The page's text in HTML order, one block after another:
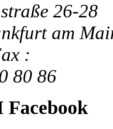
26-28
am
:
80 86